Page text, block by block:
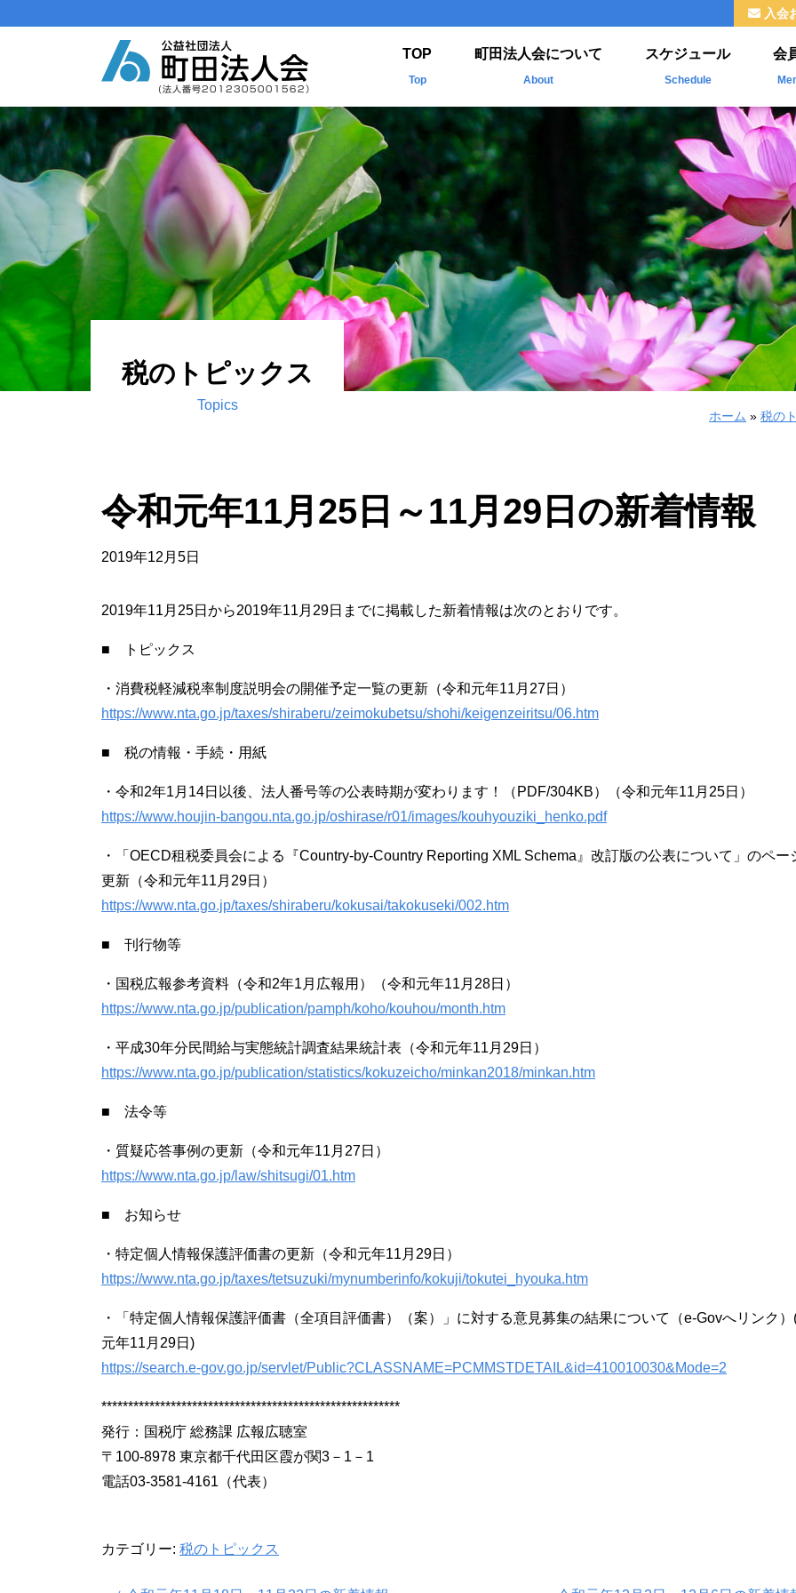
コンテンツへスキップ
メインナビゲーション
TOP
Top
町田法人会について
About
法人会とは
ご挨拶
組織
福利厚生
情報公開
よくわかる法人会
スケジュール
Schedule
会
新
掲
入会
税のトピックス
Topics
ホーム » 税の
令和元年11月25日～11月29日の新着情報
2019年12月5日
2019年11月25日から2019年11月29日までに掲載した新着情報は次のとおりです。
■ トピックス
・消費税軽減税率制度説明会の開催予定一覧の更新（令和元年11月27日）
https://www.nta.go.jp/taxes/shiraberu/zeimokubetsu/shohi/keigenzeiritsu/06.htm
■ 税の情報・手続・用紙
・令和2年1月14日以後、法人番号等の公表時期が変わります！（PDF/304KB）（令和元年11月25日）
https://www.houjin-bangou.nta.go.jp/oshirase/r01/images/kouhyouziki_henko.pdf
・「OECD租税委員会による『Country-by-Country Reporting XML Schema』改訂版の公表について」のペー
更新（令和元年11月29日）
https://www.nta.go.jp/taxes/shiraberu/kokusai/takokuseki/002.htm
■ 刊行物等
・国税広報参考資料（令和2年1月広報用）（令和元年11月28日）
https://www.nta.go.jp/publication/pamph/koho/kouhou/month.htm
・平成30年分民間給与実態統計調査結果統計表（令和元年11月29日）
https://www.nta.go.jp/publication/statistics/kokuzeicho/minkan2018/minkan.htm
■ 法令等
・質疑応答事例の更新（令和元年11月27日）
https://www.nta.go.jp/law/shitsugi/01.htm
■ お知らせ
・特定個人情報保護評価書の更新（令和元年11月29日）
https://www.nta.go.jp/taxes/tetsuzuki/mynumberinfo/kokuji/tokutei_hyouka.htm
・「特定個人情報保護評価書（全項目評価書）（案）」に対する意見募集の結果について（e-Govへリンク
元年11月29日)
https://search.e-gov.go.jp/servlet/Public?CLASSNAME=PCMMSTDETAIL&id=410010030&Mode=2
********************************************************
発行：国税庁 総務課 広報広聴室
〒100-8978 東京都千代田区霞が関3－1－1
電話03-3581-4161（代表）
カテゴリー: 税のトピックス